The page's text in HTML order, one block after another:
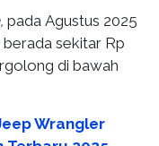
pada Agustus 2025
sekitar Rp
di bawah
Wrangler